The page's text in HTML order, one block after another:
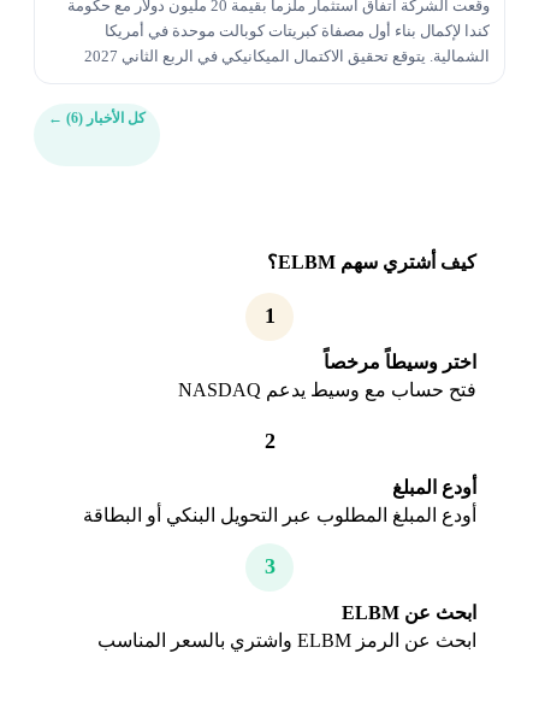
وقّعت الشركة اتفاق استثمار ملزماً بقيمة 20 مليون دولار مع حكومة
كندا لإكمال بناء أول مصفاة كبريتات كوبالت موحدة في أمريكا
الشمالية. يتوقع تحقيق الاكتمال الميكانيكي في الربع الثاني 2027
كل الأخبار (6) ←
كيف أشتري سهم ELBM؟
1
اختر وسيطاً مرخصاً
فتح حساب مع وسيط يدعم NASDAQ
2
أودع المبلغ
أودع المبلغ المطلوب عبر التحويل البنكي أو البطاقة
3
ابحث عن ELBM
ابحث عن الرمز ELBM واشتري بالسعر المناسب